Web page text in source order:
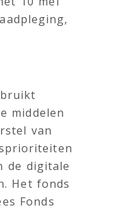
middelen
van
de digitale
Het fonds
Fonds